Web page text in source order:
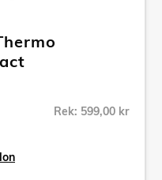
Rek: 599,00 kr